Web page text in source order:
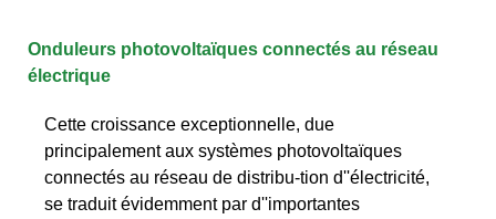
Onduleurs photovoltaïques connectés au réseau
électrique
Cette croissance exceptionnelle, due
principalement aux systèmes photovoltaïques
connectés au réseau de distribu-tion d''électricité,
se traduit évidemment par d''importantes